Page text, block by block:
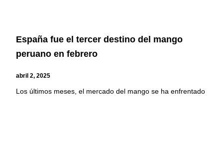
España fue el tercer destino del mango
peruano en febrero
abril 2, 2025
Los últimos meses, el mercado del mango se ha enfrentado